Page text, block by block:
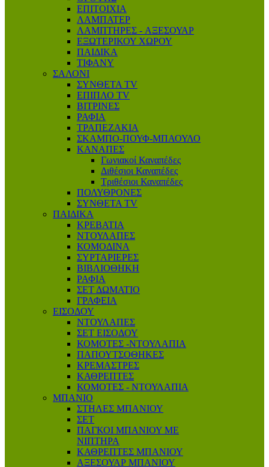
ΕΠΙΤΟΙΧΙΑ
ΛΑΜΠΑΤΕΡ
ΛΑΜΠΤΗΡΕΣ - AΞΕΣΟΥΑΡ
ΕΞΩΤΕΡΙΚΟΥ ΧΩΡΟΥ
ΠΑΙΔΙΚΑ
ΤΙΦΑΝΥ
ΣΑΛΟΝΙ
ΣΥΝΘΕΤΑ TV
ΕΠΙΠΛΟ ΤV
ΒΙΤΡΙΝΕΣ
ΡΑΦΙΑ
ΤΡΑΠΕΖΑΚΙΑ
ΣΚΑΜΠΟ-ΠΟΥΦ-ΜΠΑΟΥΛΟ
ΚΑΝΑΠΕΣ
Γωνιακοί Καναπέδες
Διθέσιοι Καναπέδες
Τριθέσιοι Καναπέδες
ΠΟΛΥΘΡΟΝΕΣ
ΣΥΝΘΕΤΑ TV
ΠΑΙΔΙΚΑ
ΚΡΕΒΑΤΙΑ
ΝΤΟΥΛΑΠΕΣ
ΚΟΜΟΔΙΝΑ
ΣΥΡΤΑΡΙΕΡΕΣ
ΒΙΒΛΙΟΘΗΚΗ
ΡΑΦΙΑ
ΣΕΤ ΔΩΜΑΤΙΟ
ΓΡΑΦΕΙΑ
ΕΙΣΟΔΟΥ
ΝΤΟΥΛΑΠΕΣ
ΣΕΤ ΕΙΣΟΔΟΥ
ΚΟΜΟΤΕΣ -ΝΤΟΥΛΑΠΙΑ
ΠΑΠΟΥΤΣΟΘΗΚΕΣ
ΚΡΕΜΑΣΤΡΕΣ
ΚΑΘΡΕΠΤΕΣ
ΚΟΜΟΤΕΣ - ΝΤΟΥΛΑΠΙΑ
ΜΠΑΝΙΟ
ΣΤΗΛΕΣ ΜΠΑΝΙΟΥ
ΣΕΤ
ΠΑΓΚΟΙ ΜΠΑΝΙΟΥ ΜΕ
ΝΙΠΤΗΡΑ
ΚΑΘΡΕΠΤΕΣ ΜΠΑΝΙΟΥ
ΑΞΕΣΟΥΑΡ ΜΠΑΝΙΟΥ